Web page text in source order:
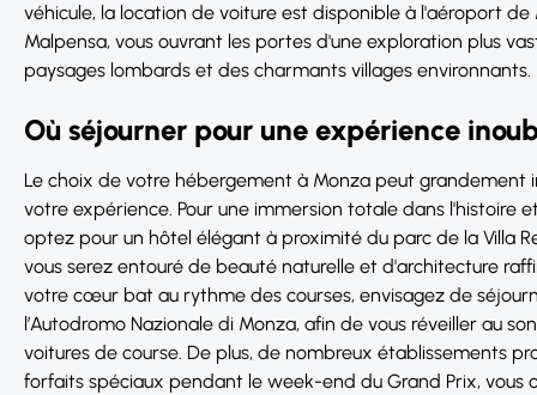
véhicule, la location de voiture est disponible à l'aéroport de
Malpensa, vous ouvrant les portes d'une exploration plus
paysages lombards et des charmants villages environnants.
Où séjourner pour une expérience
Le choix de votre hébergement à Monza peut grandement
votre expérience. Pour une immersion totale dans l'histoire
optez pour un hôtel élégant à proximité du parc de la Villa
vous serez entouré de beauté naturelle et d'architecture
votre cœur bat au rythme des courses, envisagez de
l’Autodromo Nazionale di Monza, afin de vous réveiller au
voitures de course. De plus, de nombreux établissements
forfaits spéciaux pendant le week-end du Grand Prix, vous